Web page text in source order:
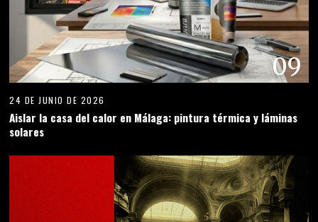
09
24 DE JUNIO DE 2026
Aislar la casa del calor en Málaga: pintura térmica y láminas
solares